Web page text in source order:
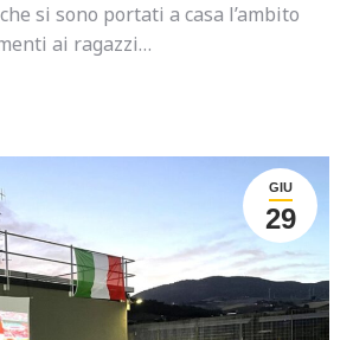
si sono portati a casa l’ambito
ai ragazzi…
GIU
29